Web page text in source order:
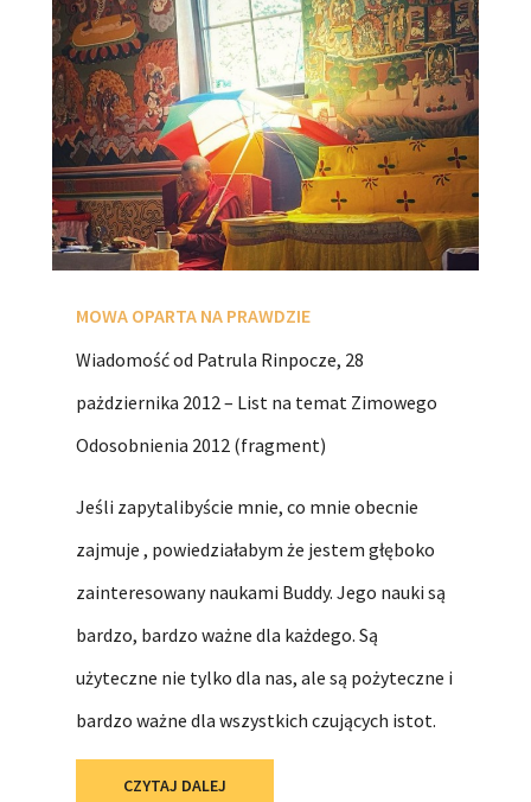
MOWA OPARTA NA PRAWDZIE
Wiadomość od Patrula Rinpocze, 28
pażdziernika 2012 – List na temat Zimowego
Odosobnienia 2012 (fragment)
Jeśli zapytalibyście mnie, co mnie obecnie
zajmuje , powiedziałabym że jestem głęboko
zainteresowany naukami Buddy. Jego nauki są
bardzo, bardzo ważne dla każdego. Są
użyteczne nie tylko dla nas, ale są pożyteczne i
bardzo ważne dla wszystkich czujących istot.
CZYTAJ DALEJ